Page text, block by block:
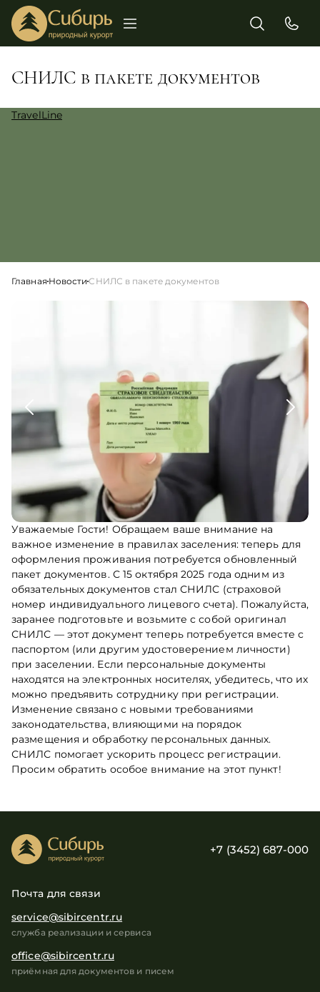
СНИЛС в пакете документов
TravelLine
ГлавнаяНовостиСНИЛС в пакете документов
Уважаемые Гости! Обращаем ваше внимание на
важное изменение в правилах заселения: теперь для
оформления проживания потребуется обновленный
пакет документов. С 15 октября 2025 года одним из
обязательных документов стал СНИЛС (страховой
номер индивидуального лицевого счета). Пожалуйста,
заранее подготовьте и возьмите с собой оригинал
СНИЛС — этот документ теперь потребуется вместе с
паспортом (или другим удостоверением личности)
при заселении. Если персональные документы
находятся на электронных носителях, убедитесь, что их
можно предъявить сотруднику при регистрации.
Изменение связано с новыми требованиями
законодательства, влияющими на порядок
размещения и обработку персональных данных.
СНИЛС помогает ускорить процесс регистрации.
Просим обратить особое внимание на этот пункт!
+7 (3452) 687-000
Почта для связи
service@sibircentr.ru
служба реализации и сервиса
office@sibircentr.ru
приёмная для документов и писем